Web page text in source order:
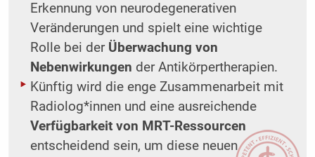
Erkennung von neurodegenerativen
Veränderungen und spielt eine wichtige
Rolle bei der Überwachung von
Nebenwirkungen der Antikörpertherapien.
Künftig wird die enge Zusammenarbeit mit
Radiolog*innen und eine ausreichende
Verfügbarkeit von MRT-Ressourcen
entscheidend sein, um diese neuen